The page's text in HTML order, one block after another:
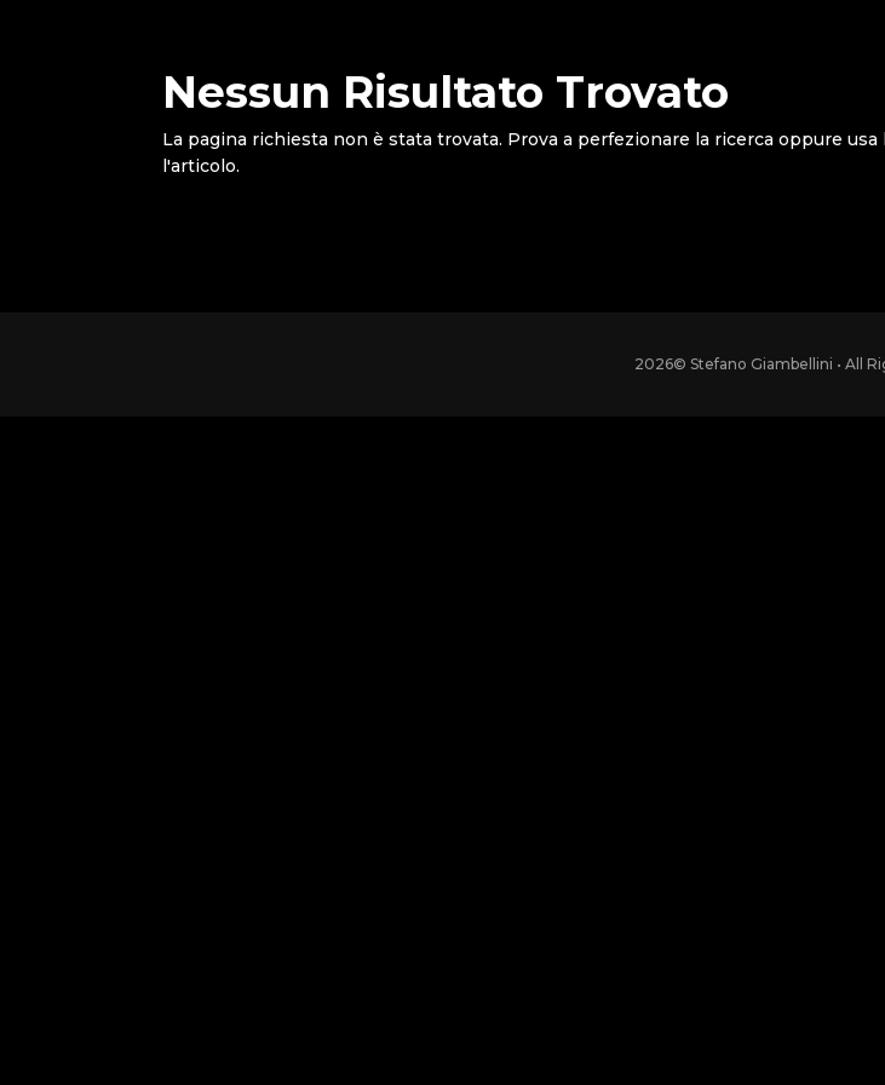
Nessun Risultato Trovato
La pagina richiesta non è stata trovata. Prova a perfezionare la ricerca oppure
l'articolo.
2026© Stefano Giambellini • All